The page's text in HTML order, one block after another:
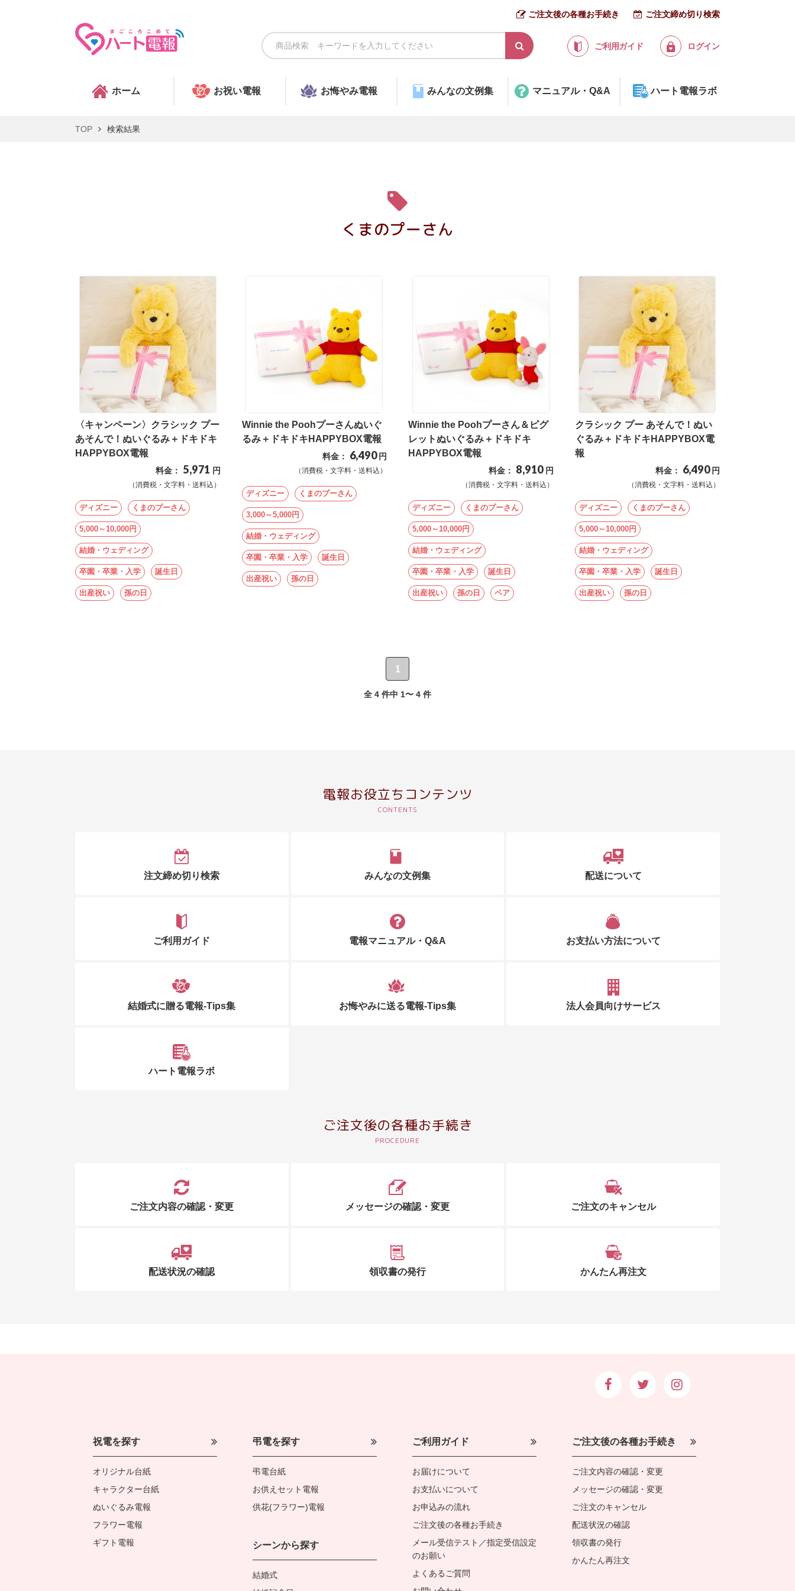
ご注文後の各種お手続き ご注文締め切り検索
ご利用ガイド ログイン
ホーム お祝い電報 お悔やみ電報 みんなの文例集 マニュアル・Q&A ハート電報ラボ
TOP 検索結果
くまのプーさん
〈キャンペーン〉クラシック プー
あそんで！ぬいぐるみ＋ドキドキ
HAPPYBOX電報
料金： 5,971 円
（消費税・文字料・送料込）
ディズニー くまのプーさん
5,000～10,000円
結婚・ウェディング
卒園・卒業・入学 誕生日
出産祝い 孫の日
Winnie the Poohプーさんぬいぐ
るみ＋ドキドキHAPPYBOX電報
料金： 6,490 円
（消費税・文字料・送料込）
ディズニー くまのプーさん
3,000～5,000円
結婚・ウェディング
卒園・卒業・入学 誕生日
出産祝い 孫の日
Winnie the Poohプーさん＆ピグ
レットぬいぐるみ＋ドキドキ
HAPPYBOX電報
料金： 8,910 円
（消費税・文字料・送料込）
ディズニー くまのプーさん
5,000～10,000円
結婚・ウェディング
卒園・卒業・入学 誕生日
出産祝い 孫の日 ペア
クラシック プー あそんで！ぬい
ぐるみ＋ドキドキHAPPYBOX電
報
料金： 6,490 円
（消費税・文字料・送料込）
ディズニー くまのプーさん
5,000～10,000円
結婚・ウェディング
卒園・卒業・入学 誕生日
出産祝い 孫の日
1
全 4 件中 1〜 4 件
電報お役立ちコンテンツ
注文締め切り検索 みんなの文例集 配送について
ご利用ガイド 電報マニュアル・Q&A お支払い方法について
結婚式に贈る電報-Tips集 お悔やみに送る電報-Tips集 法人会員向けサービス
ハート電報ラボ
ご注文後の各種お手続き
ご注文内容の確認・変更 メッセージの確認・変更 ご注文のキャンセル
配送状況の確認 領収書の発行 かんたん再注文
祝電を探す
オリジナル台紙
キャラクター台紙
ぬいぐるみ電報
フラワー電報
ギフト電報
弔電を探す
弔電台紙
お供えセット電報
供花(フラワー)電報
シーンから探す
結婚式
ご利用ガイド
お届けについて
お支払いについて
お申込みの流れ
ご注文後の各種お手続き
メール受信テスト／指定受信設定
のお願い
よくあるご質問
ご注文後の各種お手続き
ご注文内容の確認・変更
メッセージの確認・変更
ご注文のキャンセル
配送状況の確認
領収書の発行
かんたん再注文